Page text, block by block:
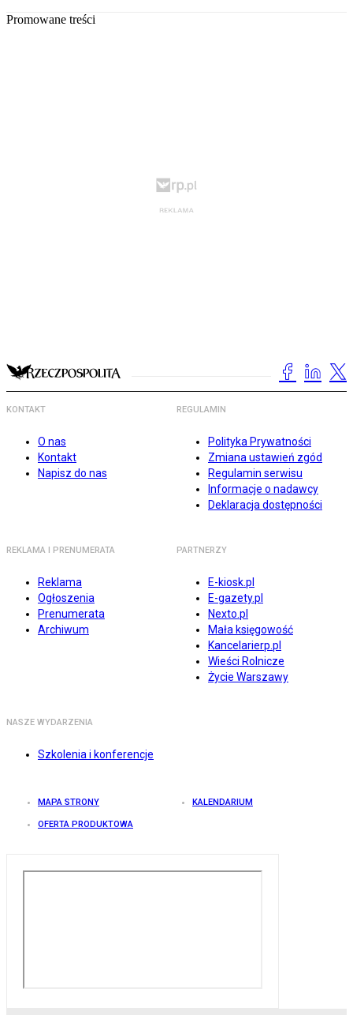
Promowane treści
KONTAKT
O nas
Kontakt
Napisz do nas
REGULAMIN
Polityka Prywatności
Zmiana ustawień zgód
Regulamin serwisu
Informacje o nadawcy
Deklaracja dostępności
REKLAMA I PRENUMERATA
Reklama
Ogłoszenia
Prenumerata
Archiwum
PARTNERZY
E-kiosk.pl
E-gazety.pl
Nexto.pl
Mała księgowość
Kancelarierp.pl
Wieści Rolnicze
Życie Warszawy
NASZE WYDARZENIA
Szkolenia i konferencje
MAPA STRONY KALENDARIUM
OFERTA PRODUKTOWA